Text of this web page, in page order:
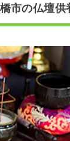
市の仏壇供